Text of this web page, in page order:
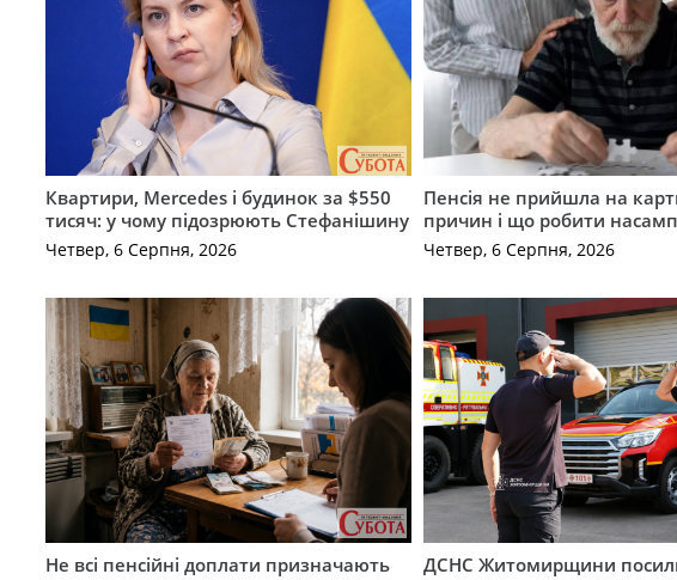
Квартири, Mercedes і будинок за $550
тисяч: у чому підозрюють Стефанішину
Четвер, 6 Серпня, 2026
Пенсія не прийшла на
причин і що робити
Четвер, 6 Серпня, 2026
Не всі пенсійні доплати призначають
ДСНС Житомирщини